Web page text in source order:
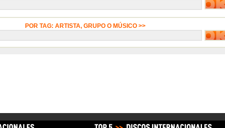
POR TAG: ARTISTA, GRUPO O MÚSICO >>